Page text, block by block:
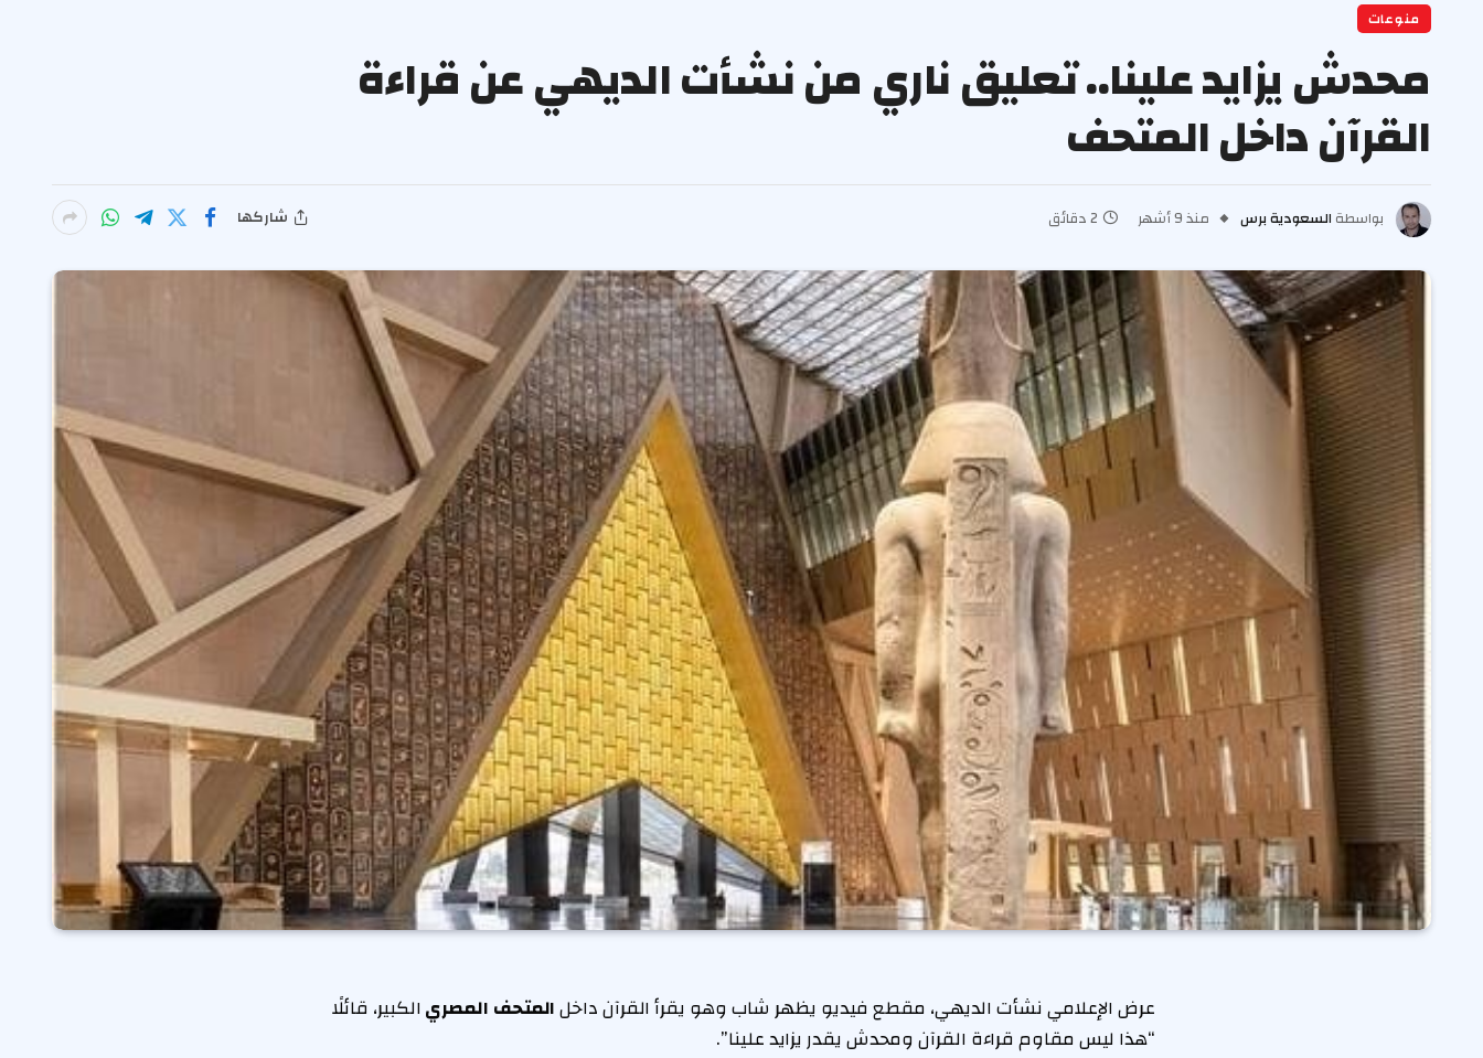
منوعات
محدش يزايد علينا.. تعليق ناري من نشأت الديهي عن قراءة
القرآن داخل المتحف
بواسطة السعودية برس منذ 9 أشهر 2 دقائق شاركها
عرض الإعلامي نشأت الديهي، مقطع فيديو يظهر شاب وهو يقرأ القرآن داخلالمتحف المصري الكبير، قائلًا
“هذا ليس مقاوم قراءة القرآن ومحدش يقدر يزايد علينا”.